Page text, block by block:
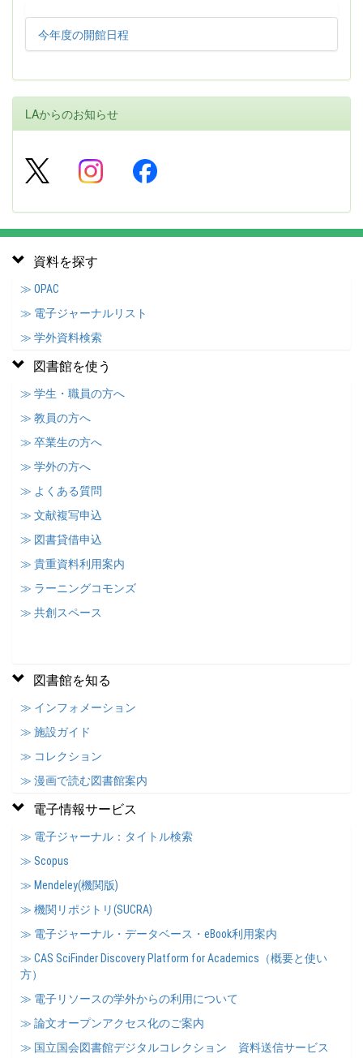
今年度の開館日程
LAからのお知らせ
資料を探す
≫ OPAC
≫ 電子ジャーナルリスト
≫ 学外資料検索
図書館を使う
≫ 学生・職員の方へ
≫ 教員の方へ
≫ 卒業生の方へ
≫ 学外の方へ
≫ よくある質問
≫ 文献複写申込
≫ 図書貸借申込
≫ 貴重資料利用案内
≫ ラーニングコモンズ
≫ 共創スペース
図書館を知る
≫ インフォメーション
≫ 施設ガイド
≫ コレクション
≫ 漫画で読む図書館案内
電子情報サービス
≫ 電子ジャーナル：タイトル検索
≫ Scopus
≫ Mendeley(機関版)
≫ 機関リポジトリ(SUCRA)
≫ 電子ジャーナル・データベース・eBook利用案内
≫ CAS SciFinder Discovery Platform for Academics（概要と使い
方）
≫ 電子リソースの学外からの利用について
≫ 論文オープンアクセス化のご案内
≫ 国立国会図書館デジタルコレクション 資料送信サービス